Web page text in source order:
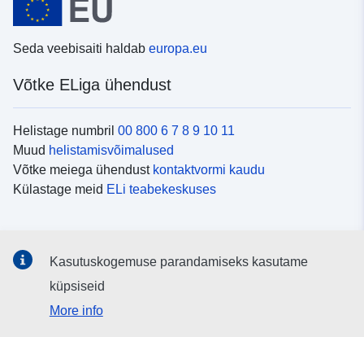
Seda veebisaiti haldab europa.eu
Võtke ELiga ühendust
Helistage numbril 00 800 6 7 8 9 10 11
Muud helistamisvõimalused
Võtke meiega ühendust kontaktvormi kaudu
Külastage meid ELi teabekeskuses
Otsige ELi teavet
Kasutuskogemuse parandamiseks kasutame
küpsiseid
More info